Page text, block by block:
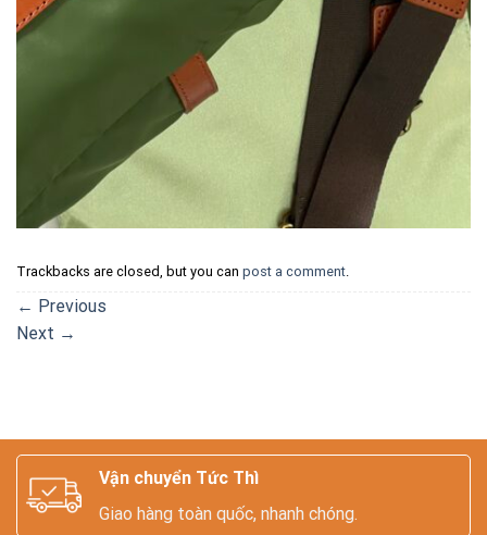
Trackbacks are closed, but you can post a comment.
← Previous
Next →
Vận chuyển Tức Thì
Giao hàng toàn quốc, nhanh chóng.